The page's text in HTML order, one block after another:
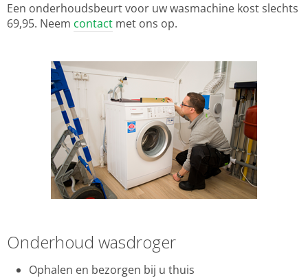
Een onderhoudsbeurt voor uw wasmachine kost slechts
69,95. Neem contact met ons op.
Onderhoud wasdroger
Ophalen en bezorgen bij u thuis